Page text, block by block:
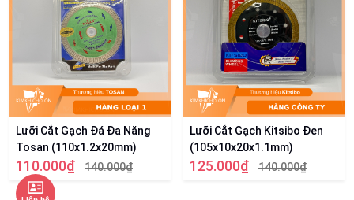
Lưỡi Cắt Gạch Đá Đa Năng
Tosan (110x1.2x20mm)
110.000₫ 140.000₫
Lưỡi Cắt Gạch Kitsibo Đen
(105x10x20x1.1mm)
125.000₫ 140.000₫